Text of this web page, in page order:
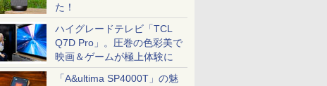
た！
ハイグレードテレビ「TCL
Q7D Pro」。圧巻の色彩美で
映画＆ゲームが極上体験に
「A&ultima SP4000T」の魅